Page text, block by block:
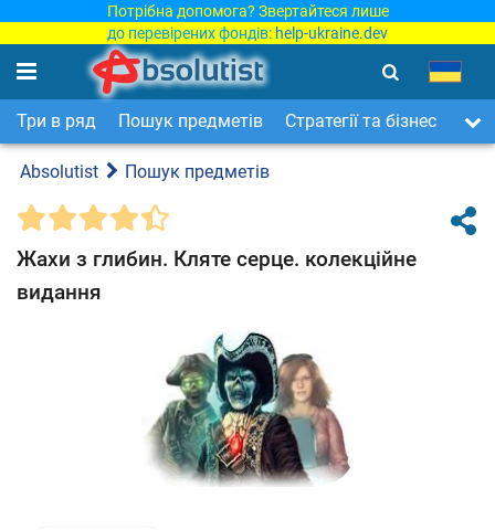
Потрібна допомога? Звертайтеся лише
до перевірених фондів: help-ukraine.dev
Три в ряд Пошук предметів Стратегії та бізнес
Absolutist Пошук предметів
Жахи з глибин. Кляте серце. колекційне
видання